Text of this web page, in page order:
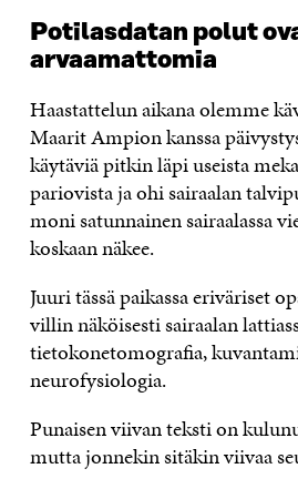
Potilasdatan polut
arvaamattomia
Haastattelun aikana olemme
Maarit Ampion kanssa
käytäviä pitkin läpi useista
pariovista ja ohi sairaalan
moni satunnainen sairaalassa
koskaan näkee.
Juuri tässä paikassa eriväriset
villin näköisesti sairaalan
tietokonetomografia,
neurofysiologia.
Punaisen viivan teksti on
mutta jonnekin sitäkin viivaa